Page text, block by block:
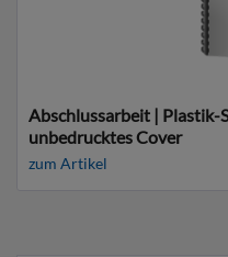
Abschlussarbeit | Plastik-
unbedrucktes Cover
zum Artikel